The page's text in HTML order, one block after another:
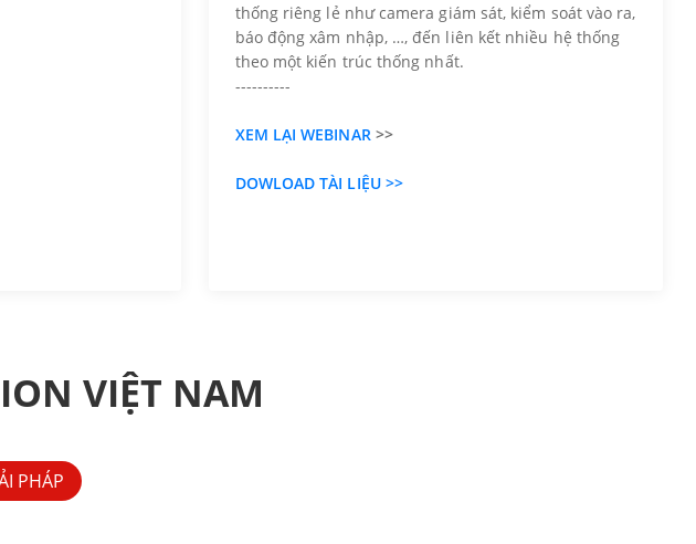
thống riêng lẻ như camera giám sát, kiểm soát vào ra,
báo động xâm nhập, …, đến liên kết nhiều hệ thống
theo một kiến trúc thống nhất.
----------
XEM LẠI WEBINAR >>
DOWLOAD TÀI LIỆU >>
VIỆT NAM
PHÁP